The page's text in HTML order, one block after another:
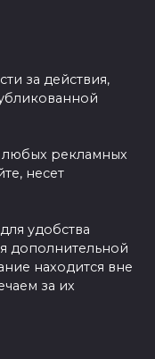
за действия,
любых рекламных
несет
удобства
дополнительной
находится вне
за их